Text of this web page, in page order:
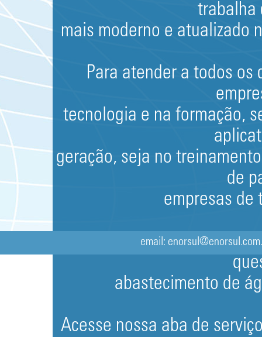
trabalha
mais moderno e atualizado
Para atender a todos
tecnologia e na formação,
geração, seja no
de
empresas de
O resultado disso é a
abastecimento de
Acesse nossa aba de
email: